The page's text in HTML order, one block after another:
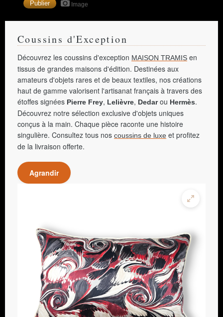
Image
Coussins d'Exception
Découvrez les coussins d'exception MAISON TRAMIS en
tissus de grandes maisons d'édition. Destinées aux
amateurs d'objets rares et de beaux textiles, nos créations
haut de gamme valorisent l'artisanat français à travers des
étoffes signées Pierre Frey, Lelièvre, Dedarou Hermès.
Découvrez notre sélection exclusive d'objets uniques
conçus à la main. Chaque pièce raconte une histoire
singulière. Consultez tous nos coussins de luxe et profitez
de la livraison offerte.
Agrandir